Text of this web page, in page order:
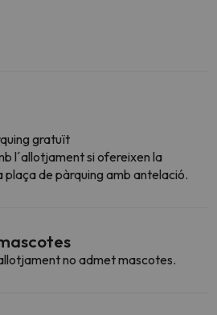
gratuït
l´allotjament si ofereixen la
de pàrquing amb antelació.
no admet mascotes.